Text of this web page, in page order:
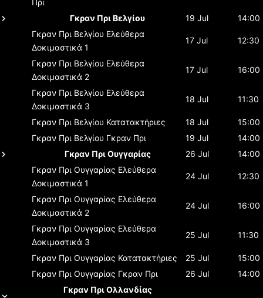
Γκραν Πρι Βελγίου
19 Jul
14:00
Γκραν Πρι Βελγίου Ελεύθερα
Δοκιμαστικά 1
17 Jul 12:30
Γκραν Πρι Βελγίου Ελεύθερα
Δοκιμαστικά 2
17 Jul 16:00
Γκραν Πρι Βελγίου Ελεύθερα
Δοκιμαστικά 3
18 Jul 11:30
Γκραν Πρι Βελγίου Κατατακτήριες 18 Jul
15:00
Γκραν Πρι Βελγίου Γκραν Πρι 19 Jul
14:00
Γκραν Πρι Ουγγαρίας
26 Jul
14:00
Γκραν Πρι Ουγγαρίας Ελεύθερα
Δοκιμαστικά 1
24 Jul 12:30
Γκραν Πρι Ουγγαρίας Ελεύθερα
Δοκιμαστικά 2
24 Jul 16:00
Γκραν Πρι Ουγγαρίας Ελεύθερα
Δοκιμαστικά 3
25 Jul 11:30
Γκραν Πρι Ουγγαρίας Κατατακτήριες 25 Jul
15:00
Γκραν Πρι Ουγγαρίας Γκραν Πρι 26 Jul
14:00
Γκραν Πρι Ολλανδίας